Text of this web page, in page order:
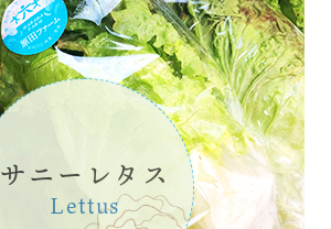
サニーレタス
Lettus